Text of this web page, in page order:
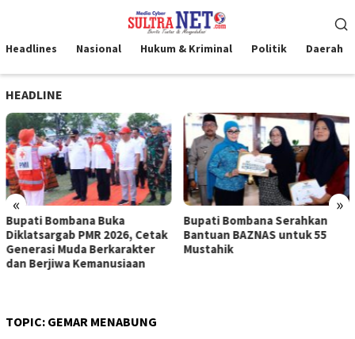
kontenMobile
Headlines Nasional Hukum & Kriminal Politik Daerah
HEADLINE
« »
Bupati Bombana Buka
Diklatsargab PMR 2026, Cetak
Generasi Muda Berkarakter
dan Berjiwa Kemanusiaan
Bupati Bombana Serahkan
Bantuan BAZNAS untuk 55
Mustahik
TOPIC: GEMAR MENABUNG